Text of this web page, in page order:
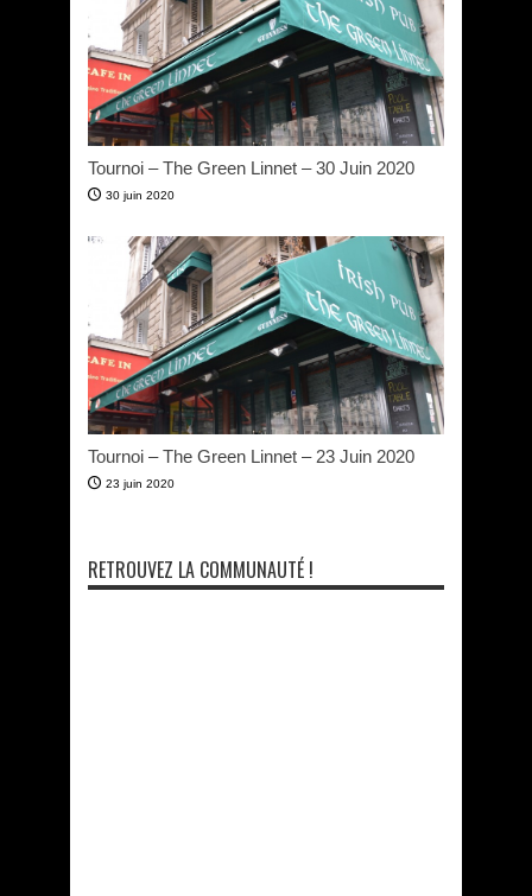
Tournoi – The Green Linnet – 30 Juin 2020
30 juin 2020
Tournoi – The Green Linnet – 23 Juin 2020
23 juin 2020
RETROUVEZ LA COMMUNAUTÉ !